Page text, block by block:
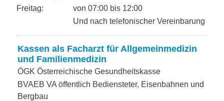
Freitag:
von 07:00 bis 12:00
Und nach telefonischer Vereinbarung
Kassen als Facharzt für Allgemeinmedizin
und Familienmedizin
ÖGK Österreichische Gesundheitskasse
BVAEB VA öffentlich Bediensteter, Eisenbahnen und
Bergbau